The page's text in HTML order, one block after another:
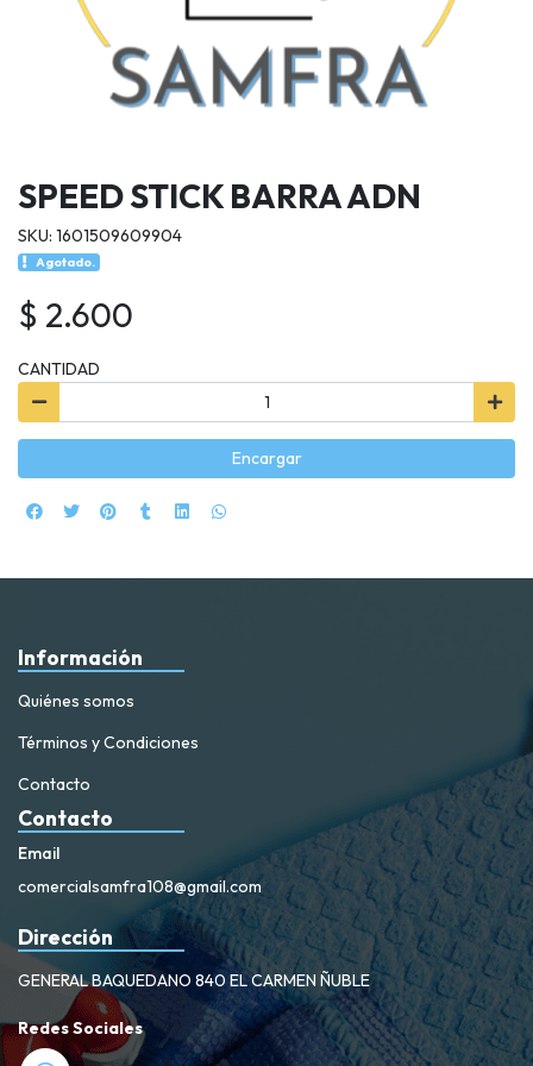
SPEED STICK BARRA ADN
SKU: 1601509609904
Agotado.
$ 2.600
CANTIDAD
Encargar
Información
Quiénes somos
Términos y Condiciones
Contacto
Contacto
Email
comercialsamfra108@gmail.com
Dirección
GENERAL BAQUEDANO 840 EL CARMEN ÑUBLE
Redes Sociales